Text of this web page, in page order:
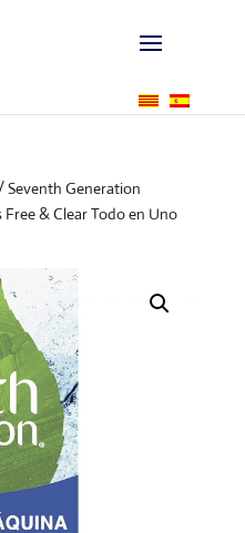
Seventh Generation
Free & Clear Todo en Uno